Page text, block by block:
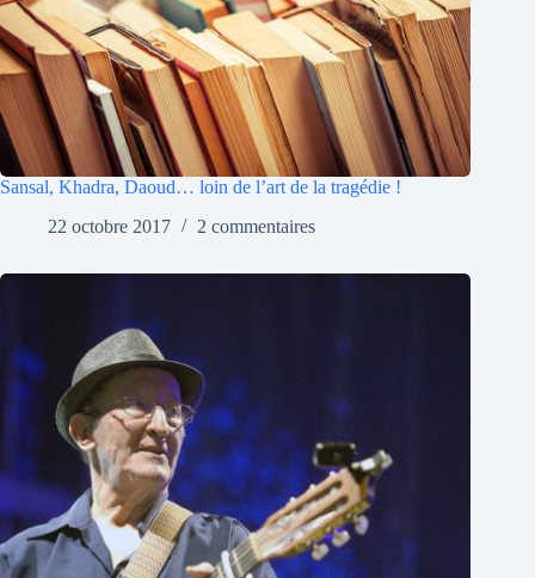
Sansal, Khadra, Daoud… loin de l’art de la tragédie !
22 octobre 2017
2 commentaires